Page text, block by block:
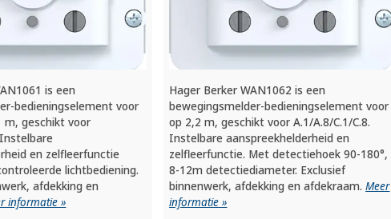
is een
bedieningselement voor
m, geschikt voor
Instelbare
en zelfleerfunctie
lichtbediening.
afdekking en
informatie »
Hager Berker WAN1062 is een
bewegingsmelder-bedieningselement voor
op 2,2 m, geschikt voor A.1/A.8/C.1/C.8.
Instelbare aanspreekhelderheid en
zelfleerfunctie. Met detectiehoek 90-180°,
8-12m detectiediameter. Exclusief
binnenwerk, afdekking en afdekraam.Meer
informatie »